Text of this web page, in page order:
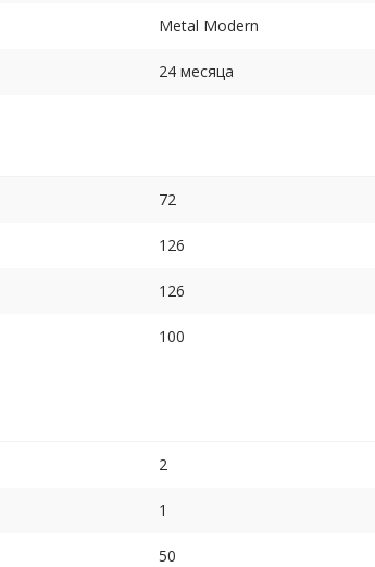
Metal Modern
24 месяца
72
126
126
100
2
1
50